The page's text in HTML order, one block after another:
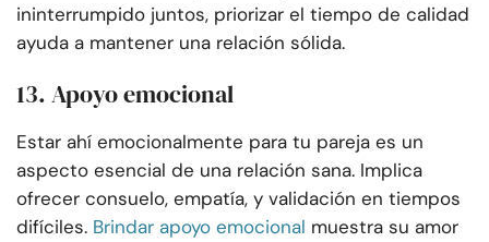
ininterrumpido juntos, priorizar el tiempo de calidad
ayuda a mantener una relación sólida.
13. Apoyo emocional
Estar ahí emocionalmente para tu pareja es un
aspecto esencial de una relación sana. Implica
ofrecer consuelo, empatía, y validación en tiempos
difíciles. Brindar apoyo emocional muestra su amor